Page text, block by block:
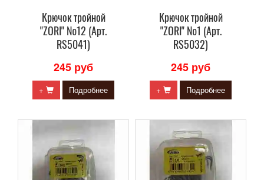
Крючок тройной
"ZORI" №12 (Арт.
RS5041)
245 руб
+ Подробнее
Крючок тройной
"ZORI" №1 (Арт.
RS5032)
245 руб
+ Подробнее